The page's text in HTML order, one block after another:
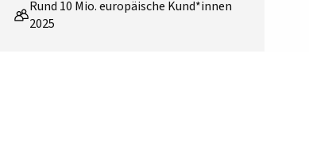
Rund 10 Mio. europäische Kund*innen
2025